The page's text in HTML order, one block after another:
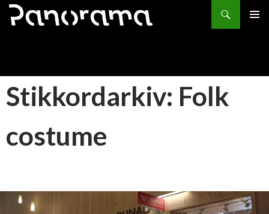
Søk
HOPP
Stikkordarkiv: Folk
costume